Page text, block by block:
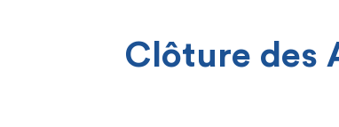
Clôture des